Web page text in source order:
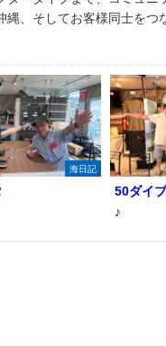
縄、そしてお客様同士をつ
海日記
50ダイ
♪